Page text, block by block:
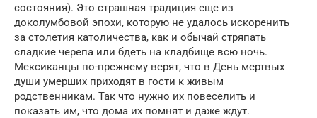
состояния). Это страшная традиция еще из
доколумбовой эпохи, которую не удалось искоренить
за столетия католичества, как и обычай стряпать
сладкие черепа или бдеть на кладбище всю ночь.
Мексиканцы по-прежнему верят, что в День мертвых
души умерших приходят в гости к живым
родственникам. Так что нужно их повеселить и
показать им, что дома их помнят и даже ждут.